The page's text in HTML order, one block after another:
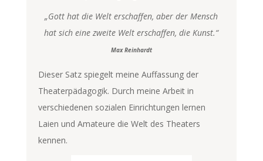
„Gott hat die Welt erschaffen, aber der Mensch
hat sich eine zweite Welt erschaffen, die Kunst.“
Max Reinhardt
Dieser Satz spiegelt meine Auffassung der
Theaterpädagogik. Durch meine Arbeit in
verschiedenen sozialen Einrichtungen lernen
Laien und Amateure die Welt des Theaters
kennen.